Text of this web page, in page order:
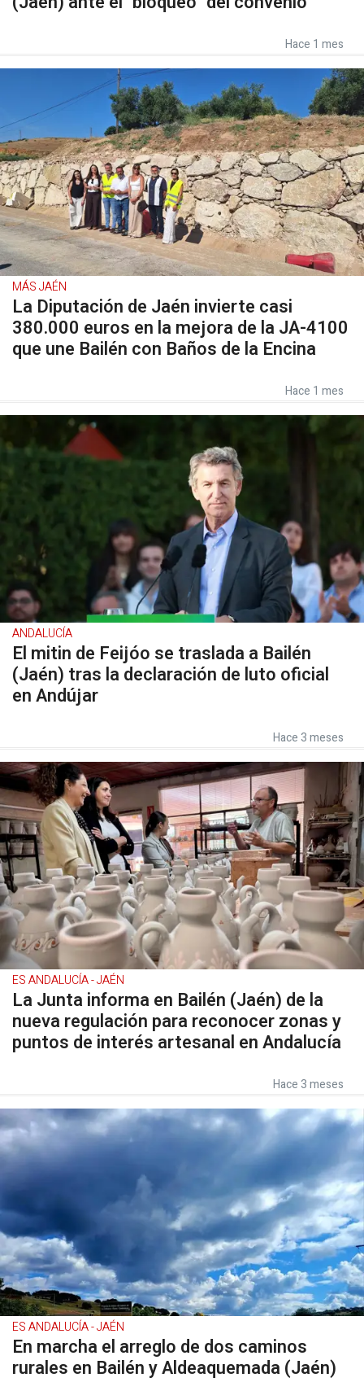
Hace 1 mes
MÁS JAÉN
La Diputación de Jaén invierte casi
380.000 euros en la mejora de la JA-4100
que une Bailén con Baños de la Encina
Hace 1 mes
ANDALUCÍA
El mitin de Feijóo se traslada a Bailén
(Jaén) tras la declaración de luto oficial
en Andújar
Hace 3 meses
ES ANDALUCÍA - JAÉN
La Junta informa en Bailén (Jaén) de la
nueva regulación para reconocer zonas y
puntos de interés artesanal en Andalucía
Hace 3 meses
ES ANDALUCÍA - JAÉN
En marcha el arreglo de dos caminos
rurales en Bailén y Aldeaquemada (Jaén)